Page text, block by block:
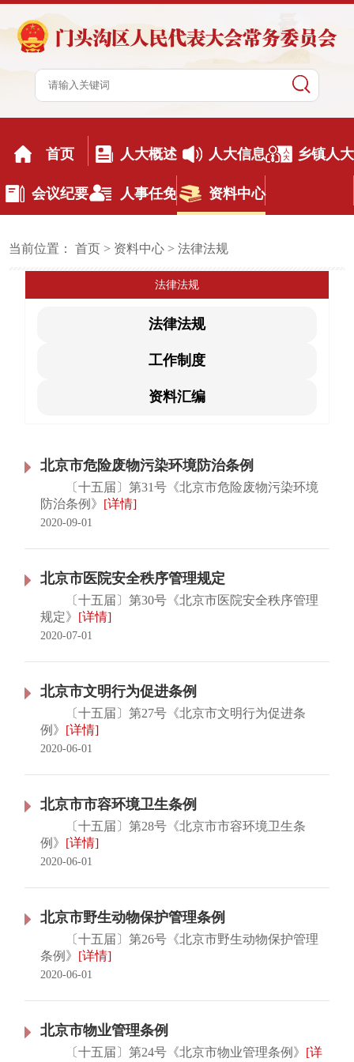
首页 人大概述 人大信息 乡镇人大
会议纪要 人事任免 资料中心
当前位置：首页 > 资料中心 >法律法规
法律法规
法律法规
工作制度
资料汇编
北京市危险废物污染环境防治条例
〔十五届〕第31号《北京市危险废物污染环境
防治条例》 [详情]
2020-09-01
北京市医院安全秩序管理规定
〔十五届〕第30号《北京市医院安全秩序管理
规定》 [详情]
2020-07-01
北京市文明行为促进条例
〔十五届〕第27号《北京市文明行为促进条
例》 [详情]
2020-06-01
北京市市容环境卫生条例
〔十五届〕第28号《北京市市容环境卫生条
例》 [详情]
2020-06-01
北京市野生动物保护管理条例
〔十五届〕第26号《北京市野生动物保护管理
条例》 [详情]
2020-06-01
北京市物业管理条例
〔十五届〕第24号《北京市物业管理条例》 [详